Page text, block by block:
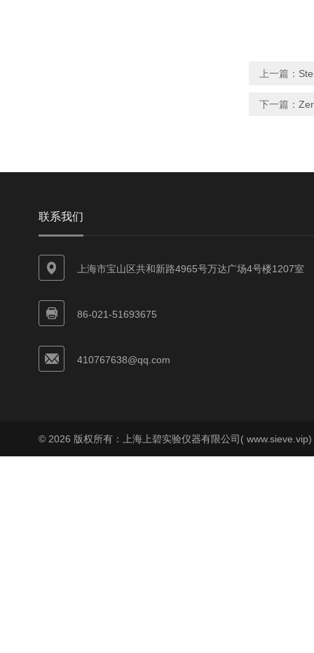
上一篇：
下一篇：
联系我们
上海市宝山区共和新路4965号万达广场4号楼1207室
86-021-51693675
410767638@qq.com
© 2026 版权所有：上海上碧实验仪器有限公司(